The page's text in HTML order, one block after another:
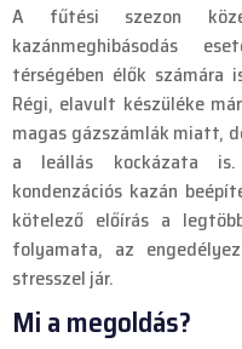
A fűtési szezon
kazánmeghibásodás
térségében élők számára
Régi, elavult készüléke
magas gázszámlák miatt,
a leállás kockázata
kondenzációs kazán
kötelező előírás a
folyamata, az
stresszel jár.
Mi a megoldás?